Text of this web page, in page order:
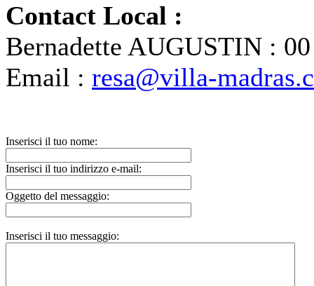
Contact Local :
Bernadette AUGUSTIN :
Email : resa@villa-
Inserisci il tuo nome:
Inserisci il tuo indirizzo e-mail:
Oggetto del messaggio:
Inserisci il tuo messaggio: